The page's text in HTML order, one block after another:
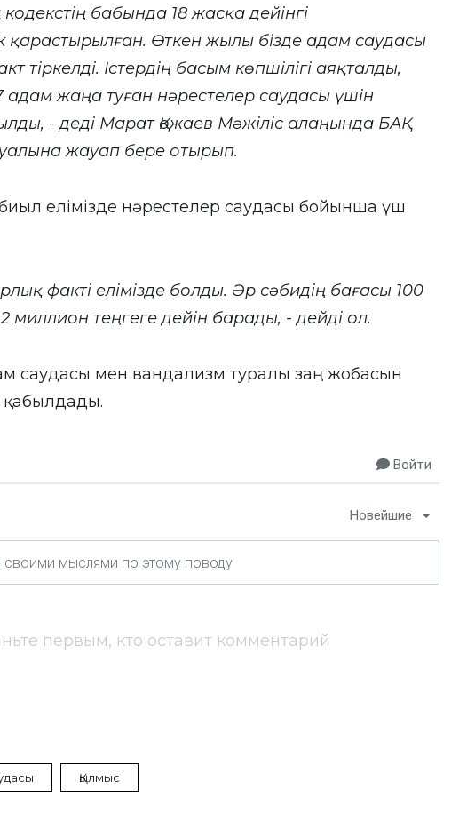
кодекстің бабында 18 жасқа дейінгі
қарастырылған. Өткен жылы бізде адам саудасы
тіркелді. Істердің басым көпшілігі аяқталды,
адам жаңа туған нәрестелер саудасы үшін
- деді Марат Қожаев Мәжіліс алаңында БАҚ
жауап бере отырып.
елімізде нәрестелер саудасы бойынша үш
факті елімізде болды. Әр сәбидің бағасы 100
миллион теңгеге дейін барады, - дейді ол.
саудасы мен вандализм туралы заң жобасын
қабылдады.
Войти
Новейшие
первым, кто оставит комментарий
Қылмыс